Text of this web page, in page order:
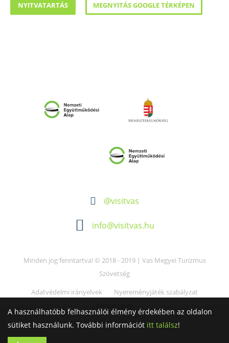
NYITVATARTÁS MEGNYITÁS GOOGLE TÉRKÉPEN
@visitvas
info@visitvas.hu
Minden jog fenntartva! © 2018 - 2019 | Vas Megyei Turizmus
Szövetség
Adatvédelmi irányelvek
Nyereményjáték szabályzat
A használhatóbb felhasználói élmény érdekében az oldalon
sütiket használunk. További információt itt találsz!